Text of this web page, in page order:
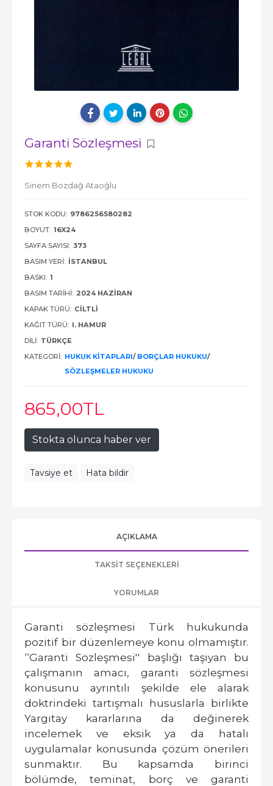
Garanti Sözleşmesi
Sinem Bozdağ Ataoğlu
STOK KODU: 9786256580282
BOYUT: 16X24
SAYFA SAYISI: 373
BASIM YERI: İSTANBUL
BASKI: 1
BASIM TARIHI: 2024 HAZIRAN
KAPAK TÜRÜ: CILTLI
KAĞIT TÜRÜ: I. HAMUR
DILI: TÜRKÇE
KATEGORI: HUKUK KITAPLARI/ BORÇLAR HUKUKU/
SÖZLEŞMELER HUKUKU
865,00TL
Stokta olunca haber ver
Tavsiye et Hata bildir
AÇIKLAMA
TAKSIT SEÇENEKLERI
YORUMLAR
Garanti sözleşmesi Türk hukukunda
pozitif bir düzenlemeye konu olmamıştır.
‘‘Garanti Sözleşmesi'' başlığı taşıyan bu
çalışmanın amacı, garanti sözleşmesi
konusunu ayrıntılı şekilde ele alarak
doktrindeki tartışmalı hususlarla birlikte
Yargıtay kararlarına da değinerek
incelemek ve eksik ya da hatalı
uygulamalar konusunda çözüm önerileri
sunmaktır. Bu kapsamda birinci
bölümde, teminat, borç ve garanti